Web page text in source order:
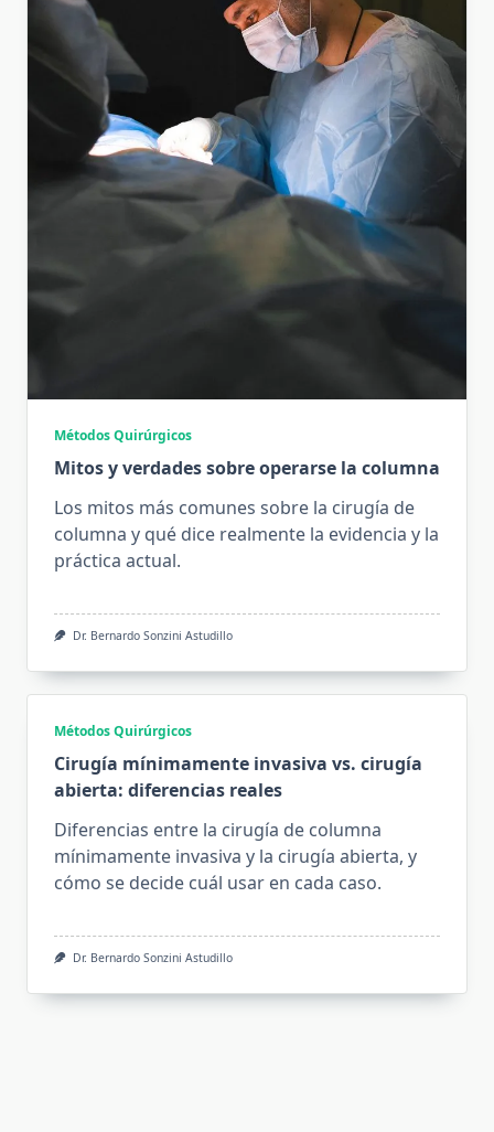
Métodos Quirúrgicos
Mitos y verdades sobre operarse la columna
Los mitos más comunes sobre la cirugía de
columna y qué dice realmente la evidencia y la
práctica actual.
Dr. Bernardo Sonzini Astudillo
Métodos Quirúrgicos
Cirugía mínimamente invasiva vs. cirugía
abierta: diferencias reales
Diferencias entre la cirugía de columna
mínimamente invasiva y la cirugía abierta, y
cómo se decide cuál usar en cada caso.
Dr. Bernardo Sonzini Astudillo